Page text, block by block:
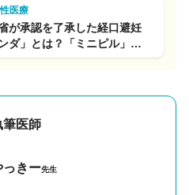
医療
が承認を了承した経口避妊
ダ」とは？「ミニピル」と
ている薬との違いも解説
筆医師
っきー先生